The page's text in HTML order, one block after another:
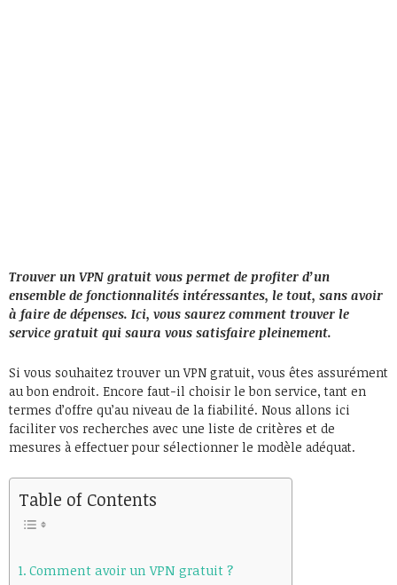
Trouver un VPN gratuit vous permet de profiter d’un
ensemble de fonctionnalités intéressantes, le tout, sans avoir
à faire de dépenses. Ici, vous saurez comment trouver le
service gratuit qui saura vous satisfaire pleinement.
Si vous souhaitez trouver un VPN gratuit, vous êtes assurément
au bon endroit. Encore faut-il choisir le bon service, tant en
termes d’offre qu’au niveau de la fiabilité. Nous allons ici
faciliter vos recherches avec une liste de critères et de
mesures à effectuer pour sélectionner le modèle adéquat.
Table of Contents
Comment avoir un VPN gratuit ?